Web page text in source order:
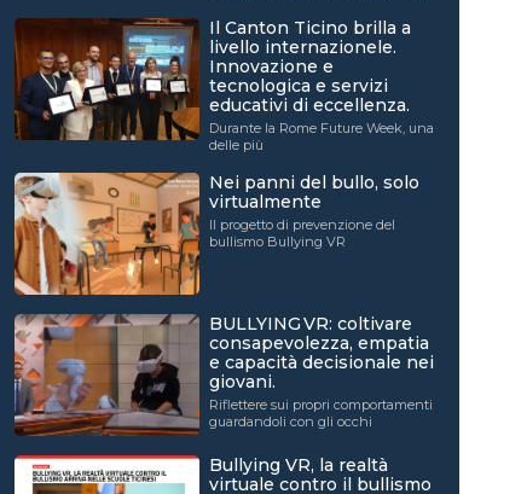
Il Canton Ticino brilla a
livello internazionele.
Innovazione e
tecnologica e servizi
educativi di eccellenza.
Durante la Rome Future Week, una
delle più
Nei panni del bullo, solo
virtualmente
Il progetto di prevenzione del
bullismo Bullying VR
BULLYING VR: coltivare
consapevolezza, empatia
e capacità decisionale nei
giovani.
Riflettere sui propri comportamenti
guardandoli con gli occhi
Bullying VR, la realtà
virtuale contro il bullismo